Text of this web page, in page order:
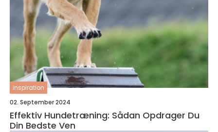
inspiration
02. September 2024
Effektiv Hundetræning: Sådan Opdrager Du
Din Bedste Ven